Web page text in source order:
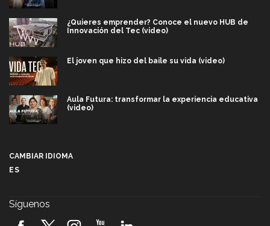
¿Quieres emprender? Conoce el nuevo HUB de
Innovación del Tec (video)
El joven que hizo del baile su vida (video)
Aula Futura: transformar la experiencia educativa
(video)
2026! (video)
CAMBIAR IDIOMA
ES
Síguenos